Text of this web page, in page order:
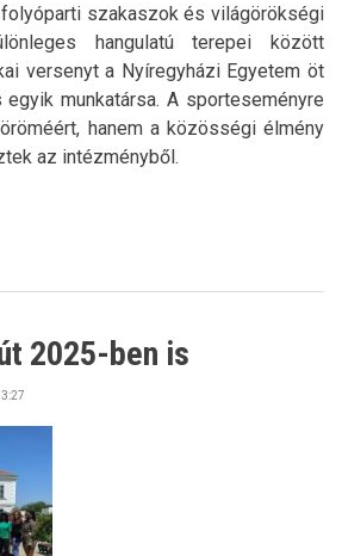
szakaszok és világörökségi
hangulatú terepei között
versenyt a Nyíregyházi Egyetem öt
munkatársa. A sporteseményre
hanem a közösségi élmény
az intézményből.
2025-ben is